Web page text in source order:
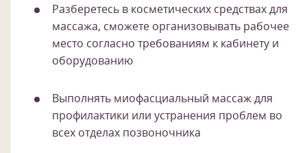
Разберетесь в косметических средствах для
массажа, сможете организовывать рабочее
место согласно требованиям к кабинету и
оборудованию
Выполнять миофасциальный массаж для
профилактики или устранения проблем во
всех отделах позвоночника